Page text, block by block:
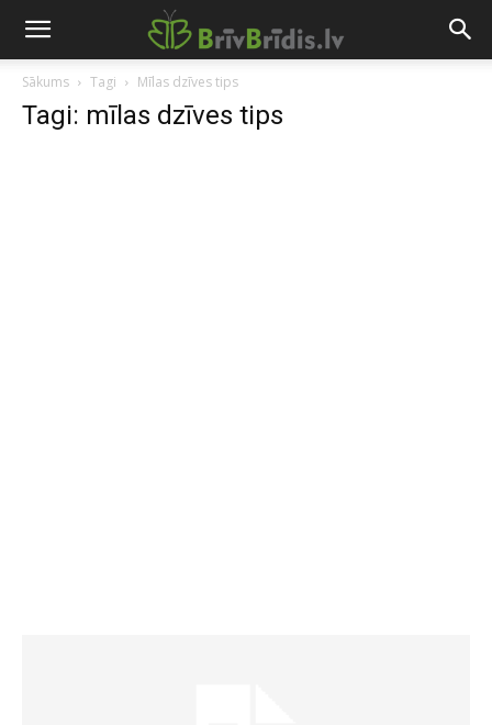
Sākums Tagi Mīlas dzīves tips
Tagi: mīlas dzīves tips